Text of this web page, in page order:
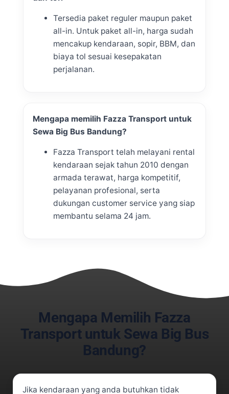
Tersedia paket reguler maupun paket
all-in. Untuk paket all-in, harga sudah
mencakup kendaraan, sopir, BBM, dan
biaya tol sesuai kesepakatan
perjalanan.
Mengapa memilih Fazza Transport untuk
Sewa Big Bus Bandung?
Fazza Transport telah melayani rental
kendaraan sejak tahun 2010 dengan
armada terawat, harga kompetitif,
pelayanan profesional, serta
dukungan customer service yang siap
membantu selama 24 jam.
Mengapa Memilih Fazza
Transport untuk Sewa Big Bus
Bandung?
Jika kendaraan yang anda butuhkan tidak